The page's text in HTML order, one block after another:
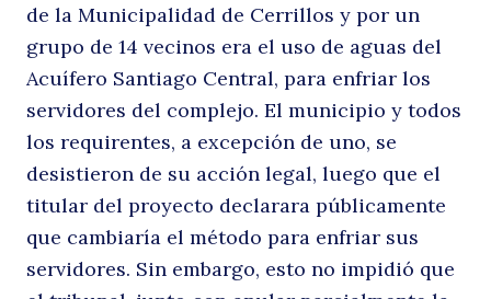
de la Municipalidad de Cerrillos y por un
grupo de 14 vecinos era el uso de aguas del
Acuífero Santiago Central, para enfriar los
servidores del complejo. El municipio y todos
los requirentes, a excepción de uno, se
desistieron de su acción legal, luego que el
titular del proyecto declarara públicamente
que cambiaría el método para enfriar sus
servidores. Sin embargo, esto no impidió que